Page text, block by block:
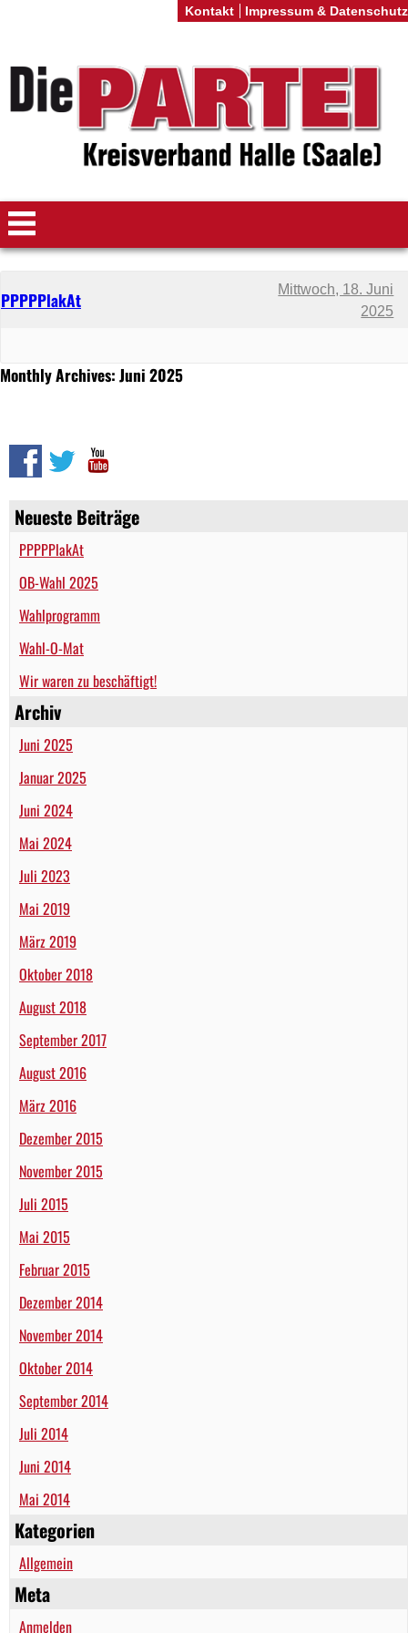
Neueste Beiträge
PPPPPlakAt
OB-Wahl 2025
Wahlprogramm
Wahl-O-Mat
Wir waren zu beschäftigt!
Archiv
Juni 2025
Januar 2025
Juni 2024
Mai 2024
Juli 2023
Mai 2019
März 2019
Oktober 2018
August 2018
September 2017
August 2016
März 2016
Dezember 2015
November 2015
Juli 2015
Mai 2015
Februar 2015
Dezember 2014
November 2014
Oktober 2014
September 2014
Juli 2014
Juni 2014
Mai 2014
Kategorien
Allgemein
Meta
Anmelden
Monthly Archives: Juni 2025
PPPPPlakAt
Mittwoch, 18. Juni
2025
Kontakt Impressum & Datenschutz